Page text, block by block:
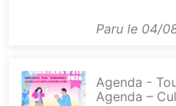
Paru le 04/
Agenda -
Agenda –